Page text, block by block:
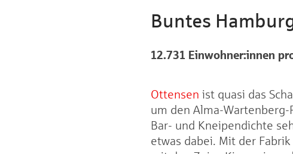
Buntes
12.731 Einwohner:innen
Ottensen ist quasi das
um den Alma-
Bar- und Kneipendichte
etwas dabei. Mit der